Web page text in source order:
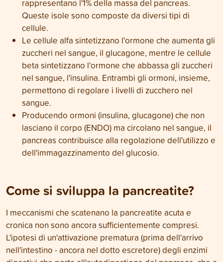
rappresentano l'1% della massa del pancreas.
Queste isole sono composte da diversi tipi di
cellule.
Le cellule alfa sintetizzano l'ormone che aumenta gli
zuccheri nel sangue, il glucagone, mentre le cellule
beta sintetizzano l'ormone che abbassa gli zuccheri
nel sangue, l'insulina. Entrambi gli ormoni, insieme,
permettono di regolare i livelli di zucchero nel
sangue.
Producendo ormoni (insulina, glucagone) che non
lasciano il corpo (ENDO) ma circolano nel sangue, il
pancreas contribuisce alla regolazione dell'utilizzo e
dell'immagazzinamento del glucosio.
Come si sviluppa la pancreatite?
I meccanismi che scatenano la pancreatite acuta e
cronica non sono ancora sufficientemente compresi.
L'ipotesi di un'attivazione prematura (prima dell'arrivo
nell'intestino - ancora nel dotto escretore) degli enzimi